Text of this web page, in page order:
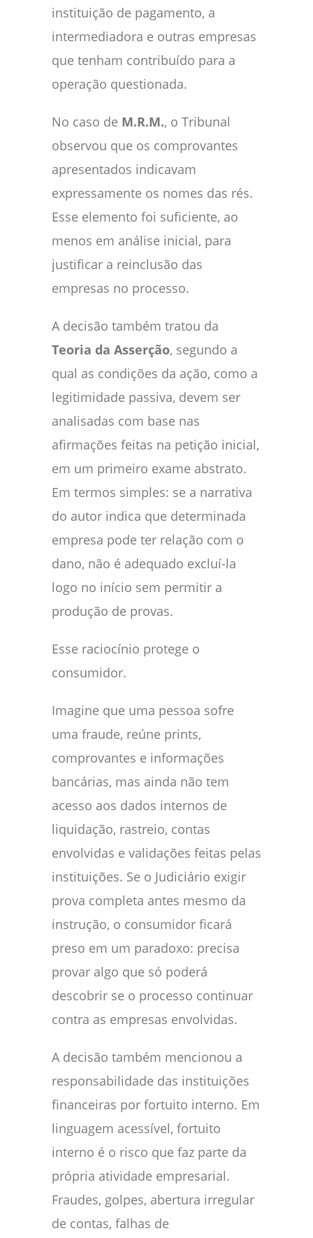
instituição de pagamento, a
intermediadora e outras empresas
que tenham contribuído para a
operação questionada.
No caso de M.R.M., o Tribunal
observou que os comprovantes
apresentados indicavam
expressamente os nomes das rés.
Esse elemento foi suficiente, ao
menos em análise inicial, para
justificar a reinclusão das
empresas no processo.
A decisão também tratou da
Teoria da Asserção, segundo a
qual as condições da ação, como a
legitimidade passiva, devem ser
analisadas com base nas
afirmações feitas na petição inicial,
em um primeiro exame abstrato.
Em termos simples: se a narrativa
do autor indica que determinada
empresa pode ter relação com o
dano, não é adequado excluí-la
logo no início sem permitir a
produção de provas.
Esse raciocínio protege o
consumidor.
Imagine que uma pessoa sofre
uma fraude, reúne prints,
comprovantes e informações
bancárias, mas ainda não tem
acesso aos dados internos de
liquidação, rastreio, contas
envolvidas e validações feitas pelas
instituições. Se o Judiciário exigir
prova completa antes mesmo da
instrução, o consumidor ficará
preso em um paradoxo: precisa
provar algo que só poderá
descobrir se o processo continuar
contra as empresas envolvidas.
A decisão também mencionou a
responsabilidade das instituições
financeiras por fortuito interno. Em
linguagem acessível, fortuito
interno é o risco que faz parte da
própria atividade empresarial.
Fraudes, golpes, abertura irregular
de contas, falhas de